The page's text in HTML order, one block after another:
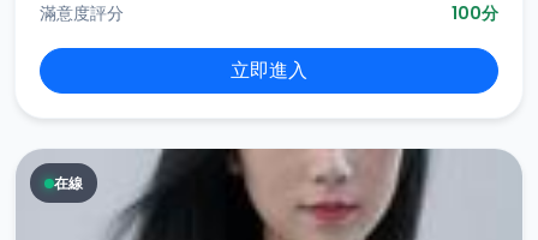
滿意度評分
100分
立即進入
在線